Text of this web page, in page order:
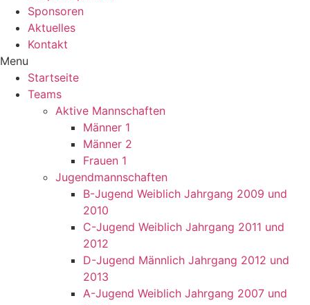
Sponsoren
Aktuelles
Kontakt
Menu
Startseite
Teams
Aktive Mannschaften
Männer 1
Männer 2
Frauen 1
Jugendmannschaften
B-Jugend Weiblich Jahrgang 2009 und
2010
C-Jugend Weiblich Jahrgang 2011 und
2012
D-Jugend Männlich Jahrgang 2012 und
2013
A-Jugend Weiblich Jahrgang 2007 und